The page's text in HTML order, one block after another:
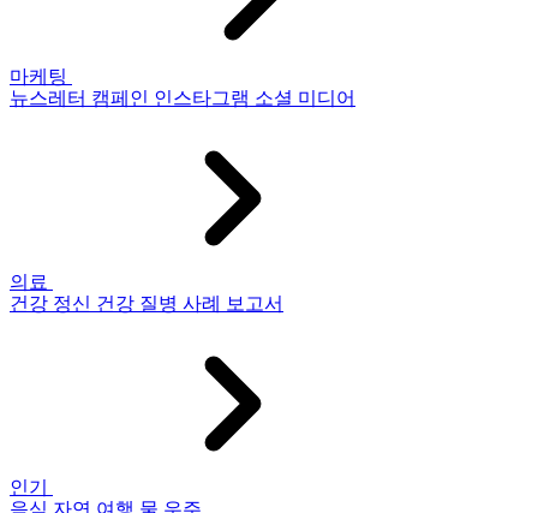
마케팅
뉴스레터 캠페인 인스타그램 소셜 미디어
의료
건강 정신 건강 질병 사례 보고서
인기